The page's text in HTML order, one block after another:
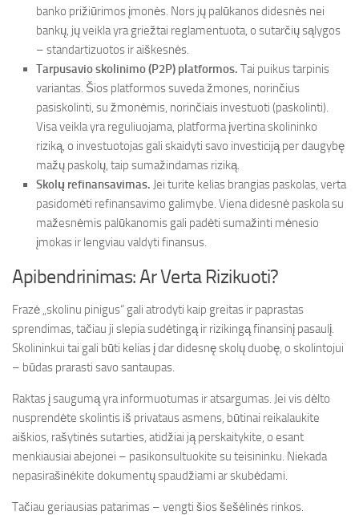
banko prižiūrimos įmonės. Nors jų palūkanos didesnės nei
bankų, jų veikla yra griežtai reglamentuota, o sutarčių sąlygos
– standartizuotos ir aiškesnės.
Tarpusavio skolinimo (P2P) platformos. Tai puikus tarpinis
variantas. Šios platformos suveda žmones, norinčius
pasiskolinti, su žmonėmis, norinčiais investuoti (paskolinti).
Visa veikla yra reguliuojama, platforma įvertina skolininko
riziką, o investuotojas gali skaidyti savo investiciją per daugybę
mažų paskolų, taip sumažindamas riziką.
Skolų refinansavimas. Jei turite kelias brangias paskolas, verta
pasidomėti refinansavimo galimybe. Viena didesnė paskola su
mažesnėmis palūkanomis gali padėti sumažinti mėnesio
įmokas ir lengviau valdyti finansus.
Apibendrinimas: Ar Verta Rizikuoti?
Frazė „skolinu pinigus“ gali atrodyti kaip greitas ir paprastas
sprendimas, tačiau ji slepia sudėtingą ir rizikingą finansinį pasaulį.
Skolininkui tai gali būti kelias į dar didesnę skolų duobę, o skolintojui
– būdas prarasti savo santaupas.
Raktas į saugumą yra informuotumas ir atsargumas. Jei vis dėlto
nusprendėte skolintis iš privataus asmens, būtinai reikalaukite
aiškios, rašytinės sutarties, atidžiai ją perskaitykite, o esant
menkiausiai abejonei – pasikonsultuokite su teisininku. Niekada
nepasirašinėkite dokumentų spaudžiami ar skubėdami.
Tačiau geriausias patarimas – vengti šios šešėlinės rinkos.